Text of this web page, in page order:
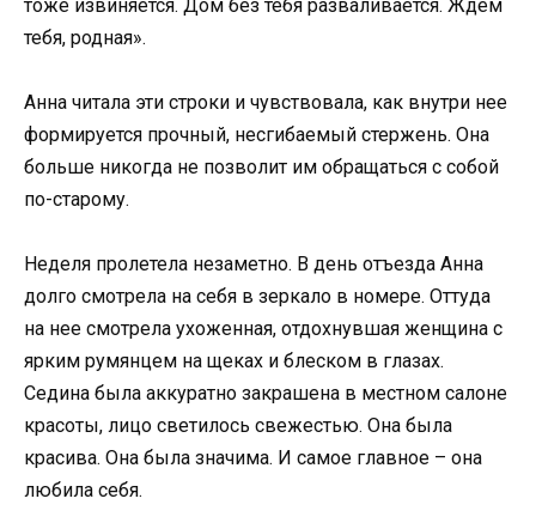
тоже извиняется. Дом без тебя разваливается. Ждем
тебя, родная».
Анна читала эти строки и чувствовала, как внутри нее
формируется прочный, несгибаемый стержень. Она
больше никогда не позволит им обращаться с собой
по-старому.
Неделя пролетела незаметно. В день отъезда Анна
долго смотрела на себя в зеркало в номере. Оттуда
на нее смотрела ухоженная, отдохнувшая женщина с
ярким румянцем на щеках и блеском в глазах.
Седина была аккуратно закрашена в местном салоне
красоты, лицо светилось свежестью. Она была
красива. Она была значима. И самое главное – она
любила себя.